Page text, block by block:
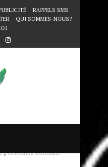
RAPPELS SMS
QUI SOMMES-NOUS?
personnes dormant